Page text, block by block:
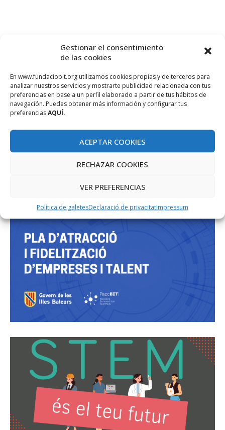
Gestionar el consentimiento
de las cookies
En www.fundaciobit.org utilizamos cookies propias y de terceros para
analizar nuestros servicios y mostrarte publicidad relacionada con tus
preferencias en base a un perfil elaborado a partir de tus hábitos de
navegación. Puedes obtener más información y configurar tus
preferenciasAQUÍ.
ACEPTAR COOKIES
RECHAZAR COOKIES
VER PREFERENCIAS
Política de galetesDeclaració de privacitatImpressum
PROJECTE COFINANÇAT PEL FONS SOCIAL EUROPEU